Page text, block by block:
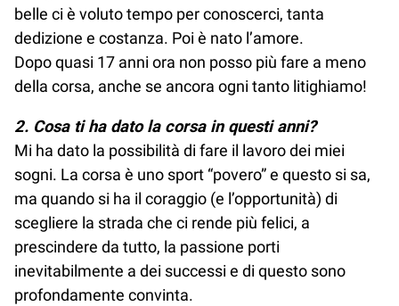
belle ci è voluto tempo per conoscerci, tanta
dedizione e costanza. Poi è nato l’amore.
Dopo quasi 17 anni ora non posso più fare a meno
della corsa, anche se ancora ogni tanto litighiamo!
2. Cosa ti ha dato la corsa in questi anni?
Mi ha dato la possibilità di fare il lavoro dei miei
sogni. La corsa è uno sport “povero” e questo si sa,
ma quando si ha il coraggio (e l’opportunità) di
scegliere la strada che ci rende più felici, a
prescindere da tutto, la passione porti
inevitabilmente a dei successi e di questo sono
profondamente convinta.